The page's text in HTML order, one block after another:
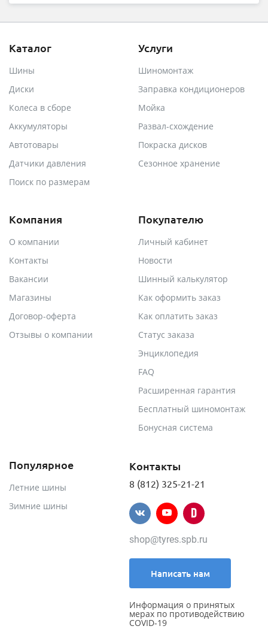
Каталог
Шины
Диски
Колеса в сборе
Аккумуляторы
Автотовары
Датчики давления
Поиск по размерам
Услуги
Шиномонтаж
Заправка кондиционеров
Мойка
Развал-схождение
Покраска дисков
Сезонное хранение
Компания
О компании
Контакты
Вакансии
Магазины
Договор-оферта
Отзывы о компании
Покупателю
Личный кабинет
Новости
Шинный калькулятор
Как оформить заказ
Как оплатить заказ
Статус заказа
Энциклопедия
FAQ
Расширенная гарантия
Бесплатный шиномонтаж
Бонусная система
Популярное
Летние шины
Зимние шины
Контакты
8 (812) 325-21-21
shop@tyres.spb.ru
Написать нам
Информация о принятых
мерах по противодействию
COVID-19